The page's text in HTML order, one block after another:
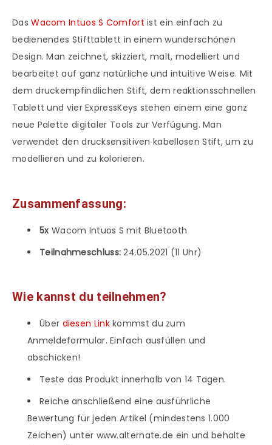
DasWacom Intuos S Comfort ist ein einfach zu
bedienendes Stifttablett in einem wunderschönen
Design. Man zeichnet, skizziert, malt, modelliert und
bearbeitet auf ganz natürliche und intuitive Weise. Mit
dem druckempfindlichen Stift, dem reaktionsschnellen
Tablett und vier ExpressKeys stehen einem eine ganz
neue Palette digitaler Tools zur Verfügung. Man
verwendet den drucksensitiven kabellosen Stift, um zu
modellieren und zu kolorieren.
Zusammenfassung:
5x Wacom Intuos S mit Bluetooth
Teilnahmeschluss:24.05.2021 (11 Uhr)
Wie kannst du teilnehmen?
Über diesen Linkkommst du zum
Anmeldeformular. Einfach ausfüllen und
abschicken!
Teste das Produkt innerhalb von 14 Tagen.
Reiche anschließend eine ausführliche
Bewertung für jeden Artikel (mindestens 1.000
Zeichen) unter www.alternate.de ein und behalte